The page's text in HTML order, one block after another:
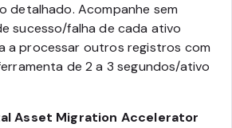
detalhado. Acompanhe sem
sucesso/falha de cada ativo
a processar outros registros com
de 2 a 3 segundos/ativo
Asset Migration Accelerator